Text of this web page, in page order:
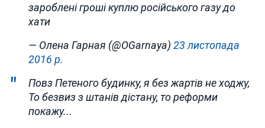
зароблені гроші куплю російського газу до
хати
— Олена Гарная (@OGarnaya) 23 листопада
2016 р.
Повз Петеного будинку, я без жартів не ходжу,
То безвиз з штанів дістану, то реформи
покажу...